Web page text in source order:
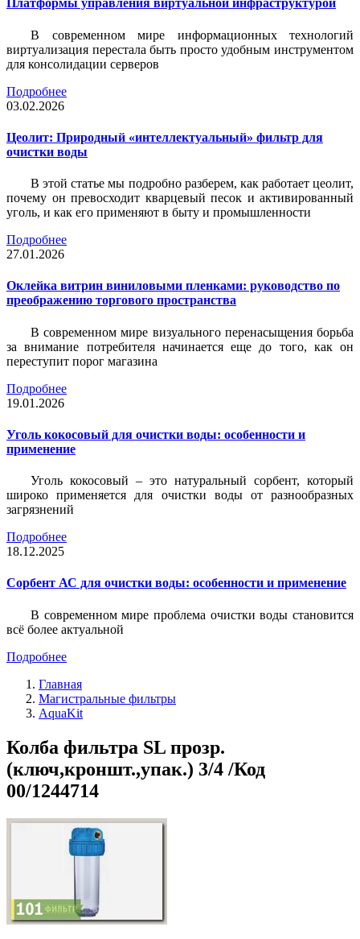
Платформы управления виртуальной инфраструктурой
В современном мире информационных технологий
виртуализация перестала быть просто удобным инструментом
для консолидации серверов
Подробнее
03.02.2026
Цеолит: Природный «интеллектуальный» фильтр для
очистки воды
В этой статье мы подробно разберем, как работает цеолит,
почему он превосходит кварцевый песок и активированный
уголь, и как его применяют в быту и промышленности
Подробнее
27.01.2026
Оклейка витрин виниловыми пленками: руководство по
преображению торгового пространства
В современном мире визуального перенасыщения борьба
за внимание потребителя начинается еще до того, как он
переступит порог магазина
Подробнее
19.01.2026
Уголь кокосовый для очистки воды: особенности и
применение
Уголь кокосовый – это натуральный сорбент, который
широко применяется для очистки воды от разнообразных
загрязнений
Подробнее
18.12.2025
Сорбент АС для очистки воды: особенности и применение
В современном мире проблема очистки воды становится
всё более актуальной
Подробнее
Главная
Магистральные фильтры
AquaKit
Колба фильтра SL прозр.
(ключ,кроншт.,упак.) 3/4 /Код
00/1244714